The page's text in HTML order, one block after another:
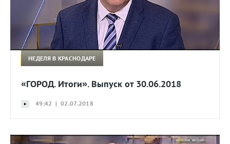
НЕДЕЛЯ В КРАСНОДАРЕ
«ГОРОД. Итоги». Выпуск от 30.06.2018
49:42 | 02.07.2018